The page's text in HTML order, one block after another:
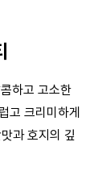
하고 고소한
고 크리미하게
과 호지의 깊